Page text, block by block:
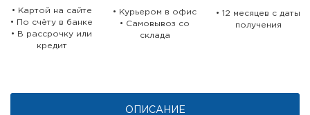
• Картой на сайте
• По счёту в банке
• В рассрочку или
кредит
• Курьером в офис
• Самовывоз со
склада
• 12 месяцев c даты
получения
ОПИСАНИЕ